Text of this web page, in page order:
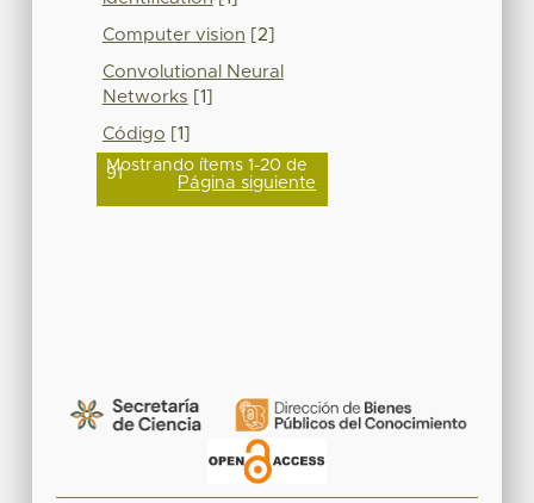
Computer vision [2]
Convolutional Neural
Networks [1]
Código [1]
Mostrando ítems 1-20 de
91 Página siguiente